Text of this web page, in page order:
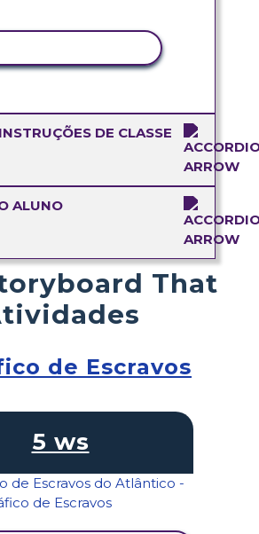
DE CLASSE
ALUNO
That
de Escravos
5 ws